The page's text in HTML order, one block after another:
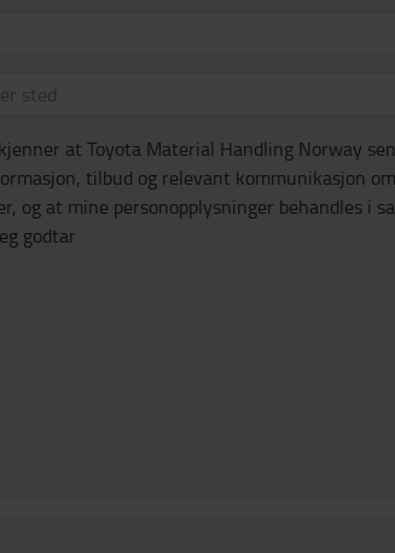
at Toyota Material Handling Norway
tilbud og relevant kommunikasjon
og at mine personopplysninger behandles i
godtar